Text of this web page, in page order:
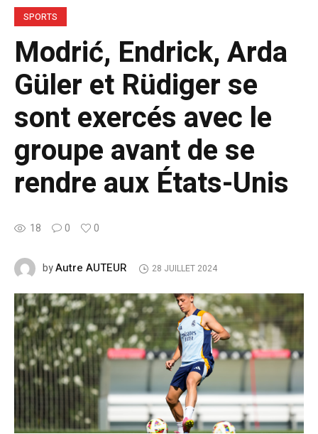
SPORTS
Modrić, Endrick, Arda
Güler et Rüdiger se
sont exercés avec le
groupe avant de se
rendre aux États-Unis
18 0 0
byAutre AUTEUR 28 JUILLET 2024